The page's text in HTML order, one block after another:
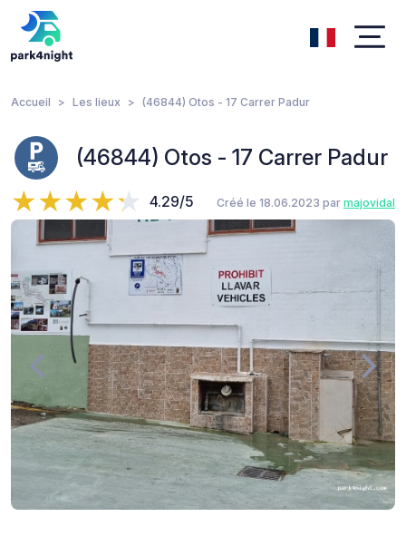
Accueil Les lieux (46844) Otos - 17 Carrer Padur
(46844) Otos - 17 Carrer Padur
4.29/5 Créé le 18.06.2023 par majovidal